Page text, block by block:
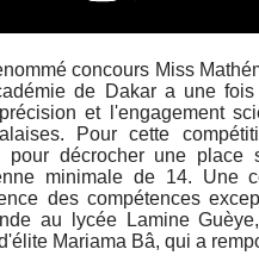
concours Miss
de Dakar a une
et l'engagement
Pour cette
pour décrocher une place
minimale de 14. Une
des compétences
au lycée Lamine
Mariama Bâ, qui a